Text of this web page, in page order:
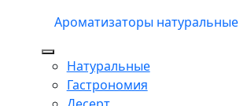
Ароматизаторы натуральные
Натуральные
Гастрономия